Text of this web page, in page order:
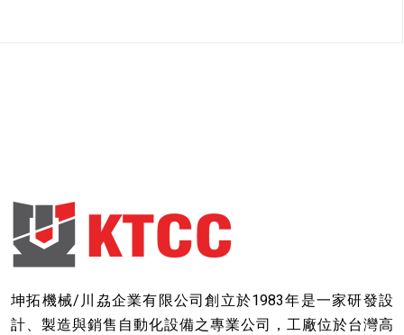
坤拓機械/川劦企業有限公司創立於1983年是一家研發設
計、製造與銷售自動化設備之專業公司，工廠位於台灣高